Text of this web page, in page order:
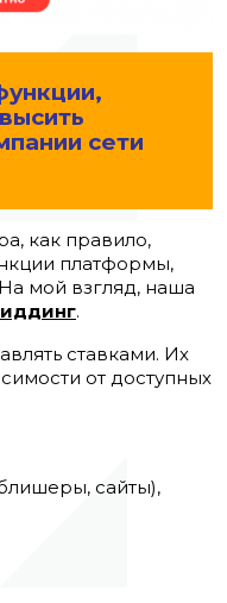
сети
как правило,
платформы,
На мой взгляд, наша
.
ставками. Их
от доступных
сайты),